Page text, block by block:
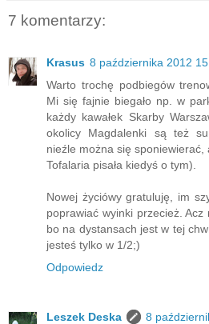
7 komentarzy:
Krasus 8 października 2012
Warto trochę podbiegów
Mi się fajnie biegało np. w
każdy kawałek Skarby
okolicy Magdalenki są też
nieźle można się sponiewierać,
Tofalaria pisała kiedyś o tym).
Nowej życiówy gratuluję, im
poprawiać wyinki przecież.
bo na dystansach jest w tej
jesteś tylko w 1/2;)
Odpowiedz
Leszek Deska
8